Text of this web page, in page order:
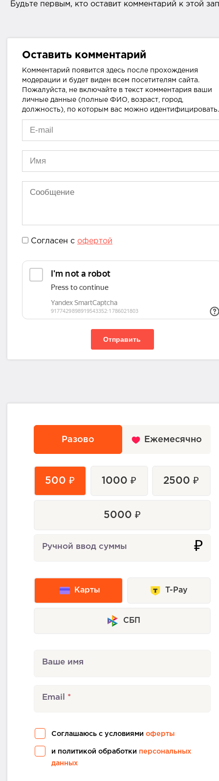
Будьте первым, кто оставит комментарий к этой
Оставить комментарий
Комментарий появится здесь после прохождения
модерации и будет виден всем посетителям сайта.
Пожалуйста, не включайте в текст комментария ваши
личные данные (полные ФИО, возраст, город,
должность), по которым вас можно идентифицировать.
Согласен с офертой
Отправить
Разово Ежемесячно
500 ₽ 1000 ₽ 2500 ₽
5000 ₽
Ручной ввод суммы ₽
Карты T-Pay
СБП
Ваше имя
Email
Соглашаюсь с условиями оферты
и политикой обработки персональных
данных